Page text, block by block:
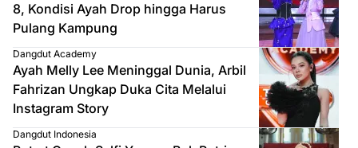
8, Kondisi Ayah Drop hingga Harus
Pulang Kampung
Dangdut Academy
Ayah Melly Lee Meninggal Dunia, Arbil
Fahrizan Ungkap Duka Cita Melalui
Instagram Story
Dangdut Indonesia